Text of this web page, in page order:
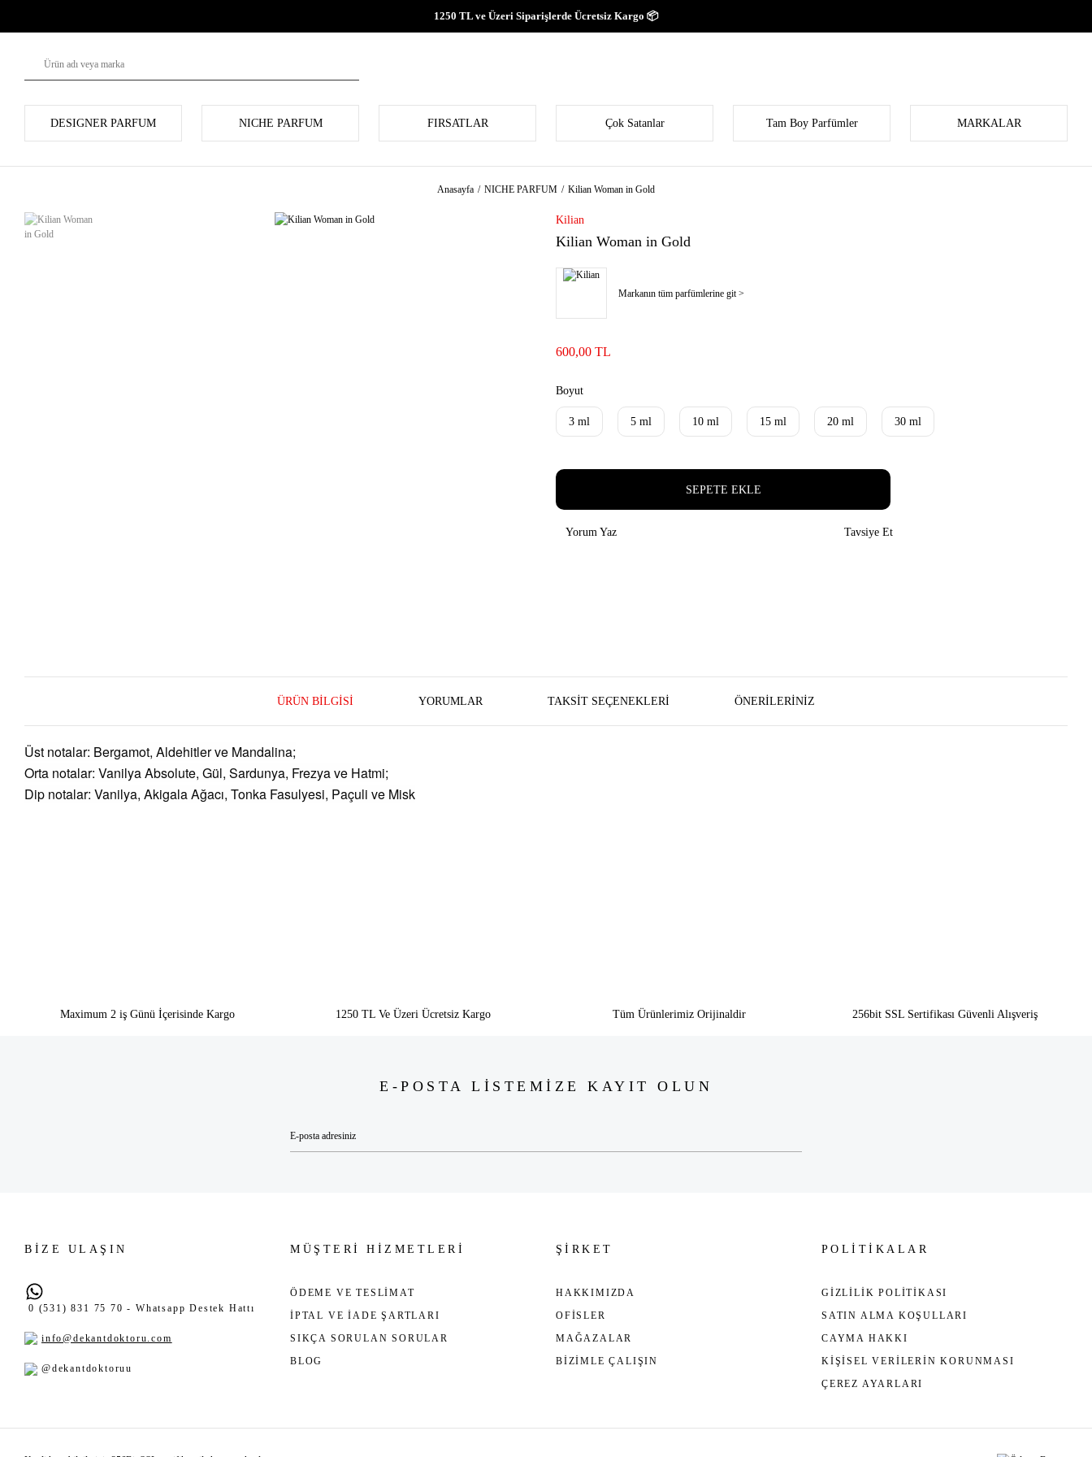
1250 TL ve Üzeri Siparişlerde Ücretsiz Kargo 📦
DESIGNER PARFUM NICHE PARFUM FIRSATLAR Çok Satanlar Tam Boy Parfümler MARKALAR
Anasayfa NICHE PARFUM Kilian Woman in Gold
Kilian
Kilian Woman in Gold
Markanın tüm parfümlerine git >
600,00 TL
Boyut
3 ml 5 ml 10 ml 15 ml 20 ml 30 ml
SEPETE EKLE
Yorum Yaz Tavsiye Et
ÜRÜN BILGISI YORUMLAR TAKSIT SEÇENEKLERI ÖNERILERINIZ
Üst notalar: Bergamot, Aldehitler ve Mandalina;
Orta notalar: Vanilya Absolute, Gül, Sardunya, Frezya ve Hatmi;
Dip notalar: Vanilya, Akigala Ağacı, Tonka Fasulyesi, Paçuli ve Misk
Maximum 2 iş Günü İçerisinde Kargo 1250 TL Ve Üzeri Ücretsiz Kargo Tüm Ürünlerimiz Orijinaldir 256bit SSL Sertifikası Güvenli Alışveriş
E-POSTA LİSTEMİZE KAYIT OLUN
BİZE ULAŞIN
0 (531) 831 75 70 - Whatsapp Destek Hattı
info@dekantdoktoru.com
@dekantdoktoruu
MÜŞTERİ HİZMETLERİ
ÖDEME VE TESLİMAT
İPTAL VE İADE ŞARTLARI
SIKÇA SORULAN SORULAR
BLOG
ŞİRKET
HAKKIMIZDA
OFİSLER
MAĞAZALAR
BİZİMLE ÇALIŞIN
POLİTİKALAR
GİZLİLİK POLİTİKASI
SATIN ALMA KOŞULLARI
CAYMA HAKKI
KİŞİSEL VERİLERİN KORUNMASI
ÇEREZ AYARLARI